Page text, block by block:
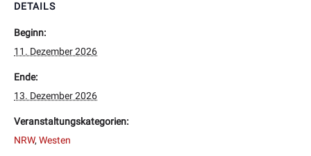
DETAILS
Beginn:
11. Dezember 2026
Ende:
13. Dezember 2026
Veranstaltungskategorien:
NRW, Westen